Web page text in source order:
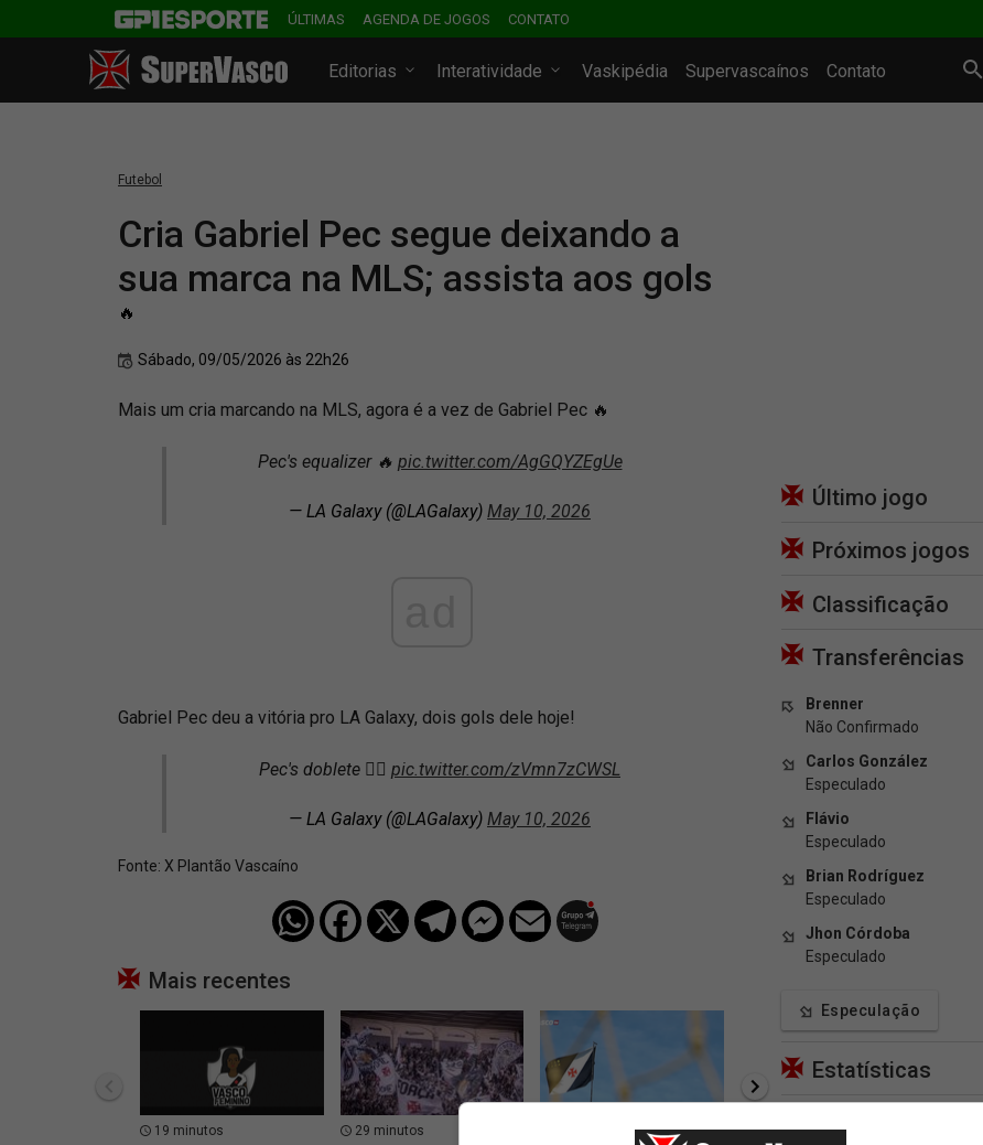
ÚLTIMAS AGENDA DE JOGOS CONTATO
Editorias Interatividade Vaskipédia Supervascaínos Contato
Futebol
Cria Gabriel Pec segue deixando a
sua marca na MLS; assista aos gols
🔥
Sábado, 09/05/2026 às 22h26
Mais um cria marcando na MLS, agora é a vez de Gabriel Pec 🔥
Pec's equalizer 🔥 pic.twitter.com/AgGQYZEgUe
— LA Galaxy (@LAGalaxy) May 10, 2026
Gabriel Pec deu a vitória pro LA Galaxy, dois gols dele hoje!
Pec's doblete 😮‍💨 pic.twitter.com/zVmn7zCWSL
— LA Galaxy (@LAGalaxy) May 10, 2026
Fonte: X Plantão Vascaíno
Mais recentes
19 minutos 29 minutos 45 minutos
Último jogo
Próximos jogos
Classificação
Transferências
Brenner
Não Confirmado
Carlos González
Especulado
Flávio
Especulado
Brian Rodríguez
Especulado
Jhon Córdoba
Especulado
Especulação
Estatísticas
Blogs